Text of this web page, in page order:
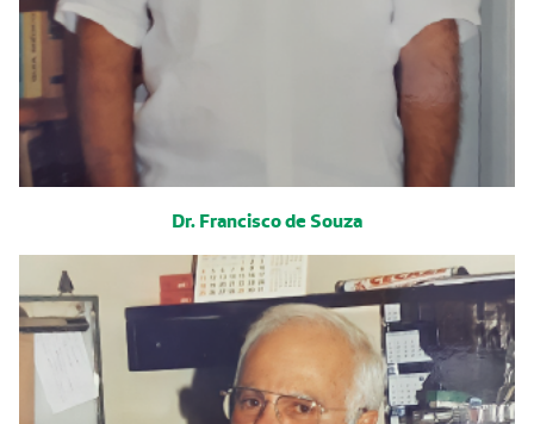
Dr. Francisco de Souza